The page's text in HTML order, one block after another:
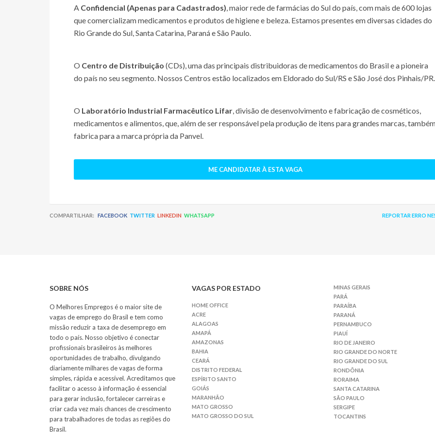
A Confidencial (Apenas para Cadastrados), maior rede de farmácias do Sul do país, com mais de 600 lojas
que comercializam medicamentos e produtos de higiene e beleza. Estamos presentes em diversas cidades do
Rio Grande do Sul, Santa Catarina, Paraná e São Paulo.
O Centro de Distribuição (CDs), uma das principais distribuidoras de medicamentos do Brasil e a pioneira
do país no seu segmento. Nossos Centros estão localizados em Eldorado do Sul/RS e São José dos Pinhais/PR.
O Laboratório Industrial Farmacêutico Lifar, divisão de desenvolvimento e fabricação de cosméticos,
medicamentos e alimentos, que, além de ser responsável pela produção de itens para grandes marcas,
fabrica para a marca própria da Panvel.
ME CANDIDATAR À ESTA VAGA
COMPARTILHAR: FACEBOOK TWITTER LINKEDIN WHATSAPP REPORTAR ERRO
SOBRE NÓS
O Melhores Empregos é o maior site de
vagas de emprego do Brasil e tem como
missão reduzir a taxa de desemprego em
todo o país. Nosso objetivo é conectar
profissionais brasileiros às melhores
oportunidades de trabalho, divulgando
diariamente milhares de vagas de forma
simples, rápida e acessível. Acreditamos que
facilitar o acesso à informação é essencial
para gerar inclusão, fortalecer carreiras e
criar cada vez mais chances de crescimento
para trabalhadores de todas as regiões do
Brasil.
VAGAS POR ESTADO
HOME OFFICE
ACRE
ALAGOAS
AMAPÁ
AMAZONAS
BAHIA
CEARÁ
DISTRITO FEDERAL
ESPÍRITO SANTO
GOIÁS
MARANHÃO
MATO GROSSO
MATO GROSSO DO SUL
MINAS GERAIS
PARÁ
PARAÍBA
PARANÁ
PERNAMBUCO
PIAUÍ
RIO DE JANEIRO
RIO GRANDE DO NORTE
RIO GRANDE DO SUL
RONDÔNIA
RORAIMA
SANTA CATARINA
SÃO PAULO
SERGIPE
TOCANTINS